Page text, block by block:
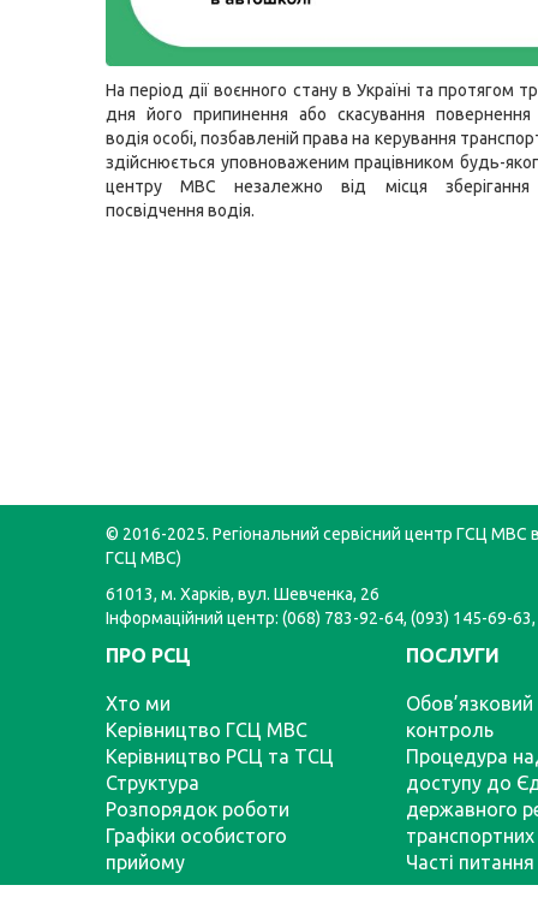
На період дії воєнного стану в Україні та протягом
дня його припинення або скасування повернення
водія особі, позбавленій права на керування
здійснюється уповноваженим працівником будь-
центру МВС незалежно від місця зберігання
посвідчення водія.
© 2016-2025. Регіональний сервісний центр ГСЦ МВС в
ГСЦ МВС)
61013, м. Харків, вул. Шевченка, 26
Інформаційний центр: (068) 783-92-64, (093) 145-69-
ПРО РСЦ
Хто ми
Керівництво ГСЦ МВС
Керівництво РСЦ та ТСЦ
Структура
Розпорядок роботи
Графіки особистого
прийому
ПОСЛУГИ
Обов’язковий
контроль
Процедура
доступу до
державного
транспортних
Часті питання